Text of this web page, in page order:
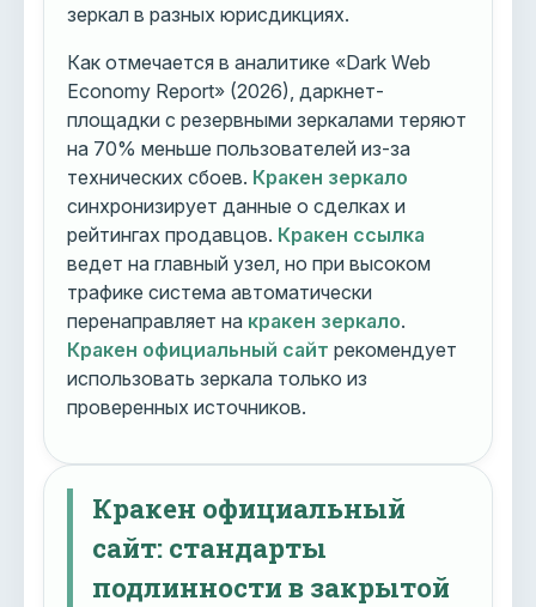
зеркал в разных юрисдикциях.
Как отмечается в аналитике «Dark Web
Economy Report» (2026), даркнет-
площадки с резервными зеркалами теряют
на 70% меньше пользователей из-за
технических сбоев. Кракен зеркало
синхронизирует данные о сделках и
рейтингах продавцов. Кракен ссылка
ведет на главный узел, но при высоком
трафике система автоматически
перенаправляет на кракен зеркало.
Кракен официальный сайт рекомендует
использовать зеркала только из
проверенных источников.
Кракен официальный
сайт: стандарты
подлинности в закрытой